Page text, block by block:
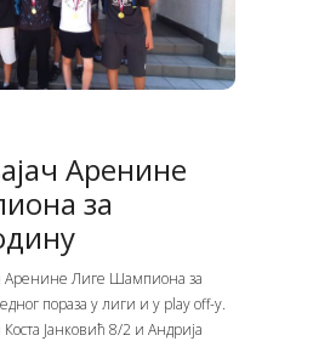
Аренине
за
Аренине Лиге Шампиона за
пораза у лиги и у play off-у.
Јанковић 8/2 и Андрија